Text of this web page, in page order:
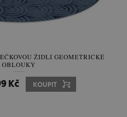
ŽIDLI GEOMETRICKÉ
OBLOUKY
Kč KOUPIT